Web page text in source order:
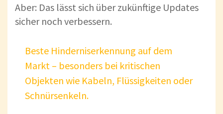
Aber: Das lässt sich über zukünftige Updates
sicher noch verbessern.
Beste Hinderniserkennung auf dem
Markt – besonders bei kritischen
Objekten wie Kabeln, Flüssigkeiten oder
Schnürsenkeln.